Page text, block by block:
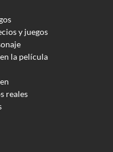
y juegos
la película
reales